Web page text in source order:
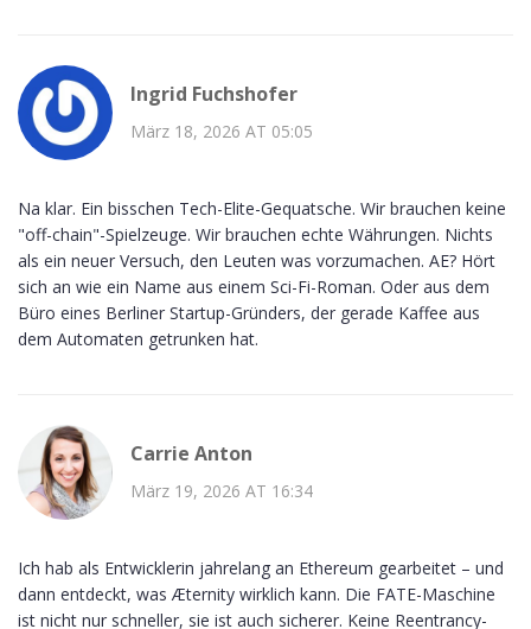
Ingrid Fuchshofer
März 18, 2026 AT 05:05
Na klar. Ein bisschen Tech-Elite-Gequatsche. Wir brauchen keine
"off-chain"-Spielzeuge. Wir brauchen echte Währungen. Nichts
als ein neuer Versuch, den Leuten was vorzumachen. AE? Hört
sich an wie ein Name aus einem Sci-Fi-Roman. Oder aus dem
Büro eines Berliner Startup-Gründers, der gerade Kaffee aus
dem Automaten getrunken hat.
Carrie Anton
März 19, 2026 AT 16:34
Ich hab als Entwicklerin jahrelang an Ethereum gearbeitet – und
dann entdeckt, was Æternity wirklich kann. Die FATE-Maschine
ist nicht nur schneller, sie ist auch sicherer. Keine Reentrancy-